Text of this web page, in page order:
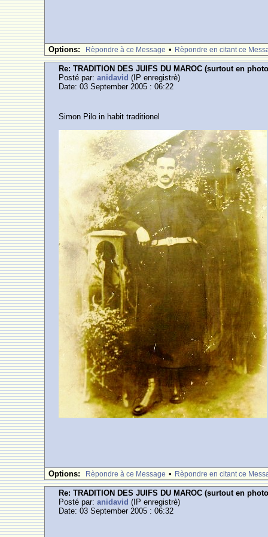
Options: Rèpondre à ce Message • Rèpondre en citant ce
Re: TRADITION DES JUIFS DU MAROC (surtout en
Posté par:anidavid (IP enregistrè)
Date: 03 September 2005 : 06:22
Simon Pilo in habit traditionel
Options: Rèpondre à ce Message • Rèpondre en citant ce
Re: TRADITION DES JUIFS DU MAROC (surtout en
Posté par:anidavid (IP enregistrè)
Date: 03 September 2005 : 06:32